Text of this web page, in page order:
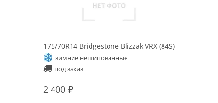
175/70R14 Bridgestone Blizzak VRX (84S)
зимние нешипованные
под заказ
2 400